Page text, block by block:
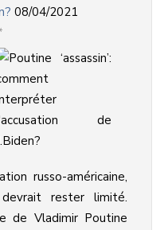
08/04/2021
russo-américaine,
rester limité.
de Vladimir Poutine